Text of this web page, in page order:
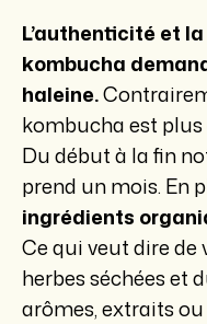
L’authenticité et
kombucha
haleine.
kombucha est plus
Du début à la fin
prend un mois. En
ingrédients
Ce qui veut dire de
herbes séchées et
arômes, extraits